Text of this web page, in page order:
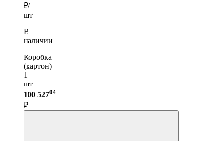
₽/
шт
В
наличии
Коробка
(картон)
1
шт —
100 52704
₽